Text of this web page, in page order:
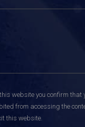
website you confirm
from accessing the
this website.